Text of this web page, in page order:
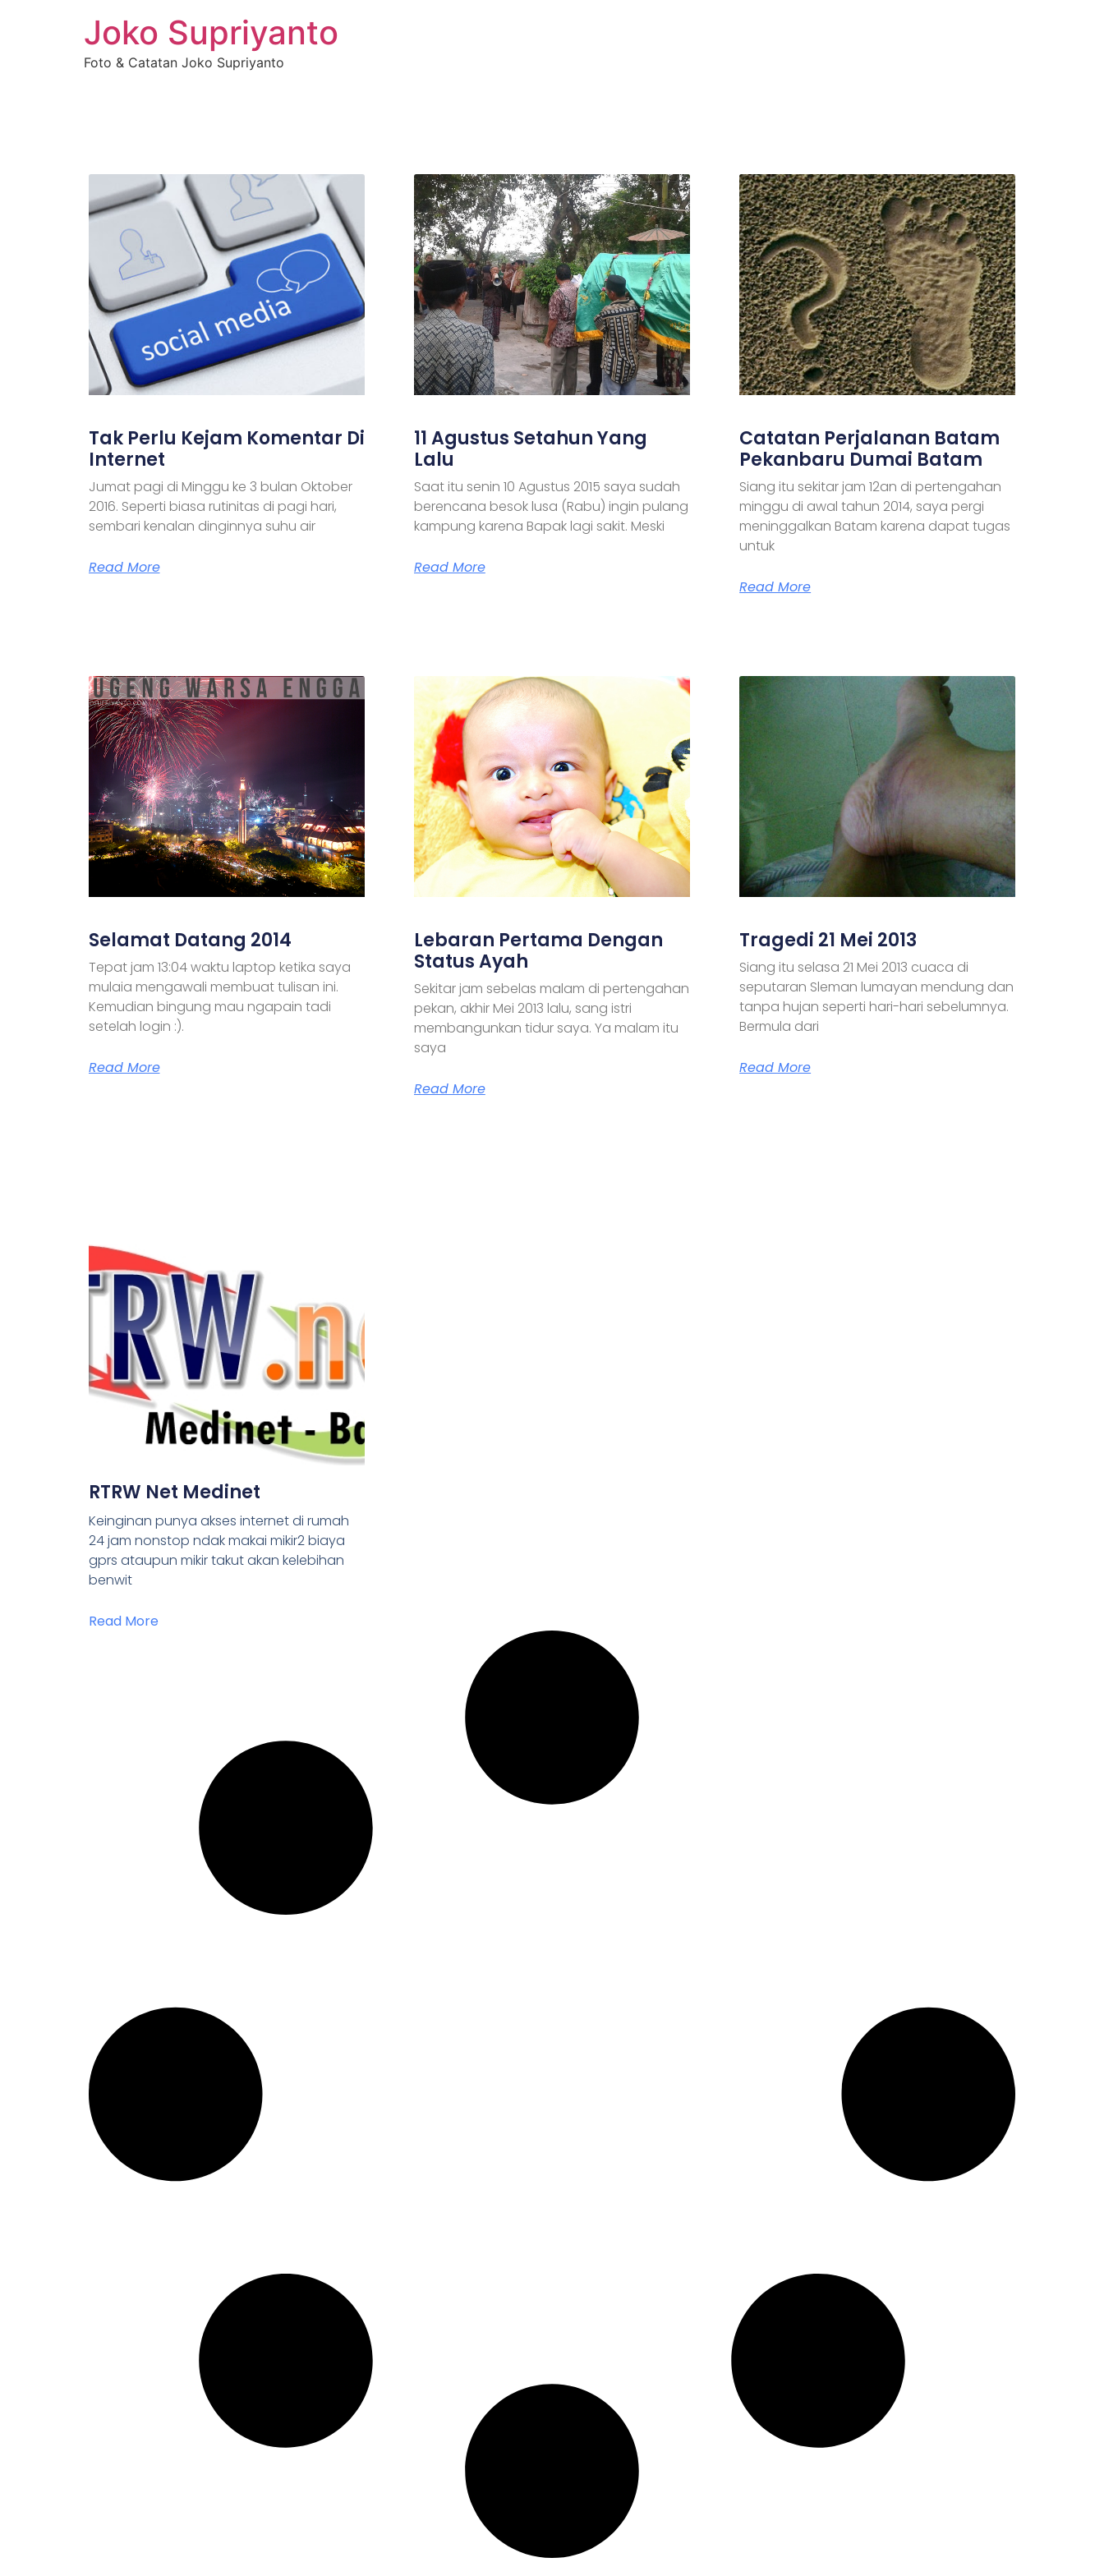
Joko Supriyanto
Foto & Catatan Joko Supriyanto
Tak Perlu Kejam Komentar Di
Internet
Jumat pagi di Minggu ke 3 bulan Oktober
2016. Seperti biasa rutinitas di pagi hari,
sembari kenalan dinginnya suhu air
Read More
11 Agustus Setahun Yang
Lalu
Saat itu senin 10 Agustus 2015 saya sudah
berencana besok lusa (Rabu) ingin pulang
kampung karena Bapak lagi sakit. Meski
Read More
Catatan Perjalanan Batam
Pekanbaru Dumai Batam
Siang itu sekitar jam 12an di pertengahan
minggu di awal tahun 2014, saya pergi
meninggalkan Batam karena dapat tugas
untuk
Read More
Selamat Datang 2014
Tepat jam 13:04 waktu laptop ketika saya
mulaia mengawali membuat tulisan ini.
Kemudian bingung mau ngapain tadi
setelah login :).
Read More
Lebaran Pertama Dengan
Status Ayah
Sekitar jam sebelas malam di pertengahan
pekan, akhir Mei 2013 lalu, sang istri
membangunkan tidur saya. Ya malam itu
saya
Read More
Tragedi 21 Mei 2013
Siang itu selasa 21 Mei 2013 cuaca di
seputaran Sleman lumayan mendung dan
tanpa hujan seperti hari-hari sebelumnya.
Bermula dari
Read More
RTRW Net Medinet
Keinginan punya akses internet di rumah
24 jam nonstop ndak makai mikir2 biaya
gprs ataupun mikir takut akan kelebihan
benwit
Read More